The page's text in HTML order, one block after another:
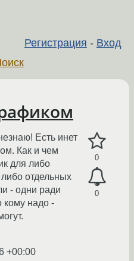
Регистрация - Вход
0
0
Есть инет
Как и чем
для либо
отдельных
- одни ради
кому надо -
+00:00